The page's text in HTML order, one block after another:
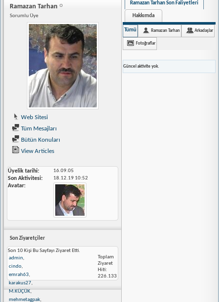
Ramazan Tarhan
Sorumlu Üye
Web Sitesi
Tüm Mesajları
Bütün Konuları
View Articles
Üyelik tarihi 16.09.05
Son Aktivitesi 18.12.19 10:52
Avatar
Son Ziyaretçiler
Son 10 Kişi Bu Sayfayı Ziyaret Etti.
admin,
cindo,
emrah63,
karakus27,
M.KÜÇÜK,
mehmetagpak,
Toplam
Ziyaret
Hiti:
226.133
Ramazan Tarhan Son Faliyetleri
Hakkımda
Tümü Ramazan Tarhan Arkadaşlar
Fotoğraflar
Güncel aktivite yok.